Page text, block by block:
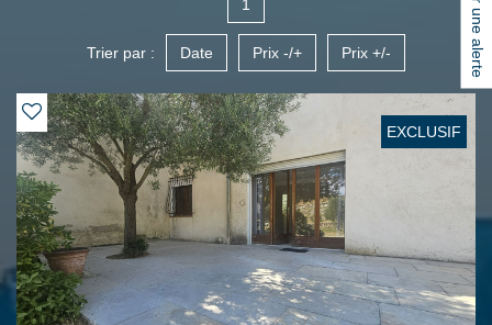
1
Trier par : Date Prix -/+ Prix +/-
EXCLUSIF